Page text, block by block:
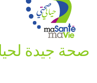
صحة جيدة